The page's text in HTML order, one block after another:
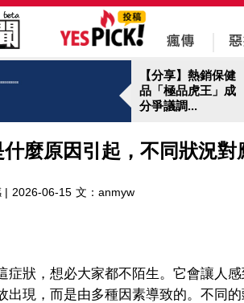
【分享】熱銷保健
品「極品虎王」成
分爭議調...
麼原因引起，不同狀況對
| 2026-06-15 文： anmyw
症狀，想必大家都不陌生。它會讓人
出現，而是由多種因素導致的。不同